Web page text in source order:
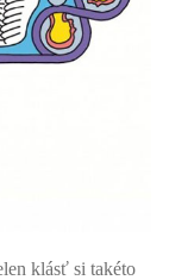
klásť si takéto